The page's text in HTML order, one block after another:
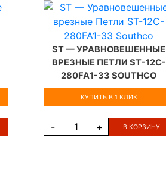
ST — УРАВНОВЕШЕННЫЕ
ВРЕЗНЫЕ ПЕТЛИ ST-12C-
280FA1-33 SOUTHCO
КУПИТЬ В 1 КЛИК
- + В КОРЗИНУ